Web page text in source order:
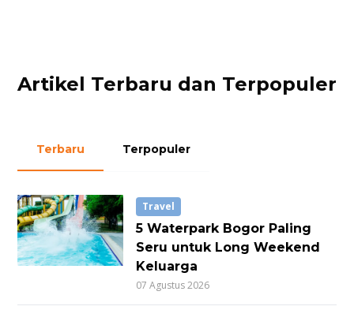
Artikel Terbaru dan Terpopuler
Terbaru Terpopuler
Travel
5 Waterpark Bogor Paling
Seru untuk Long Weekend
Keluarga
07 Agustus 2026